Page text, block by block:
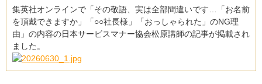
集英社オンラインで「その敬語、実は全部間違いです…「お名前
を頂戴できますか」「○○社長様」「おっしゃられた」のNG理
由」の内容の日本サービスマナー協会松原講師の記事が掲載され
ました。